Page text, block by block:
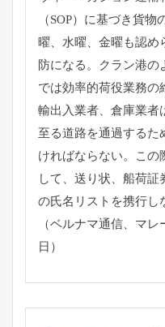
（SOP） に基づき貨物
曜、水曜、 金曜も認め
防になる。
クラン港の
では効率的荷役業務の
輸出入業者、倉庫業者
至る道路を通過するた
ければならない。この
して、送り状、 船荷証
の氏名リストを携行し
（ベルナマ通信、マ
日）